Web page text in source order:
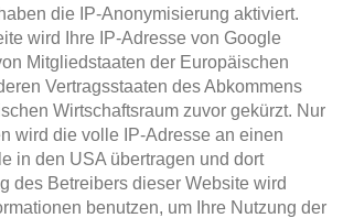
die IP-Anonymisierung aktiviert.
wird Ihre IP-Adresse von Google
Mitgliedstaaten der Europäischen
Vertragsstaaten des Abkommens
Wirtschaftsraum zuvor gekürzt. Nur
wird die volle IP-Adresse an einen
in den USA übertragen und dort
des Betreibers dieser Website wird
benutzen, um Ihre Nutzung der